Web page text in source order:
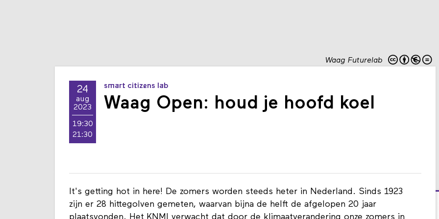
Waag Futurelab
24
aug
2023
19:30
21:30
smart citizens lab
Waag Open: houd je hoofd koel
It's getting hot in here! De zomers worden steeds heter in Nederland. Sinds 1923
zijn er 28 hittegolven gemeten, waarvan bijna de helft de afgelopen 20 jaar